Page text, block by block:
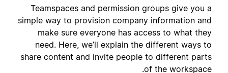
Teamspaces and permission groups give you
simple way to provision company information
make sure everyone has access to what
need. Here, we’ll explain the different ways
share content and invite people to different
of the